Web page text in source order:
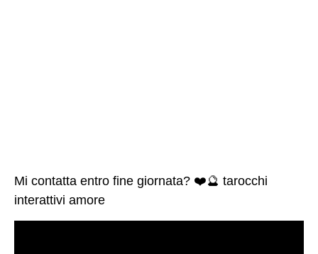
Mi contatta entro fine giornata? ❤️🔮 tarocchi
interattivi amore